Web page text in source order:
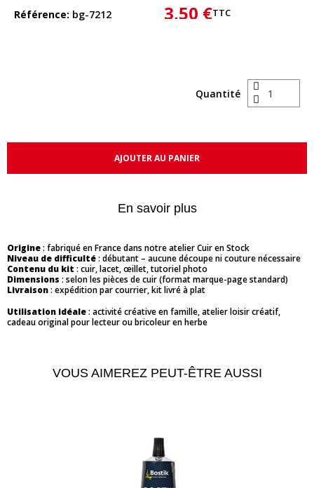
Référence bg-7212 3,50 €TTC
Quantité
AJOUTER AU PANIER
En savoir plus
Origine: fabriqué en France dans notre atelier Cuir en Stock
Niveau de difficulté: débutant – aucune découpe ni couture nécessaire
Contenu du kit : cuir, lacet, œillet, tutoriel photo
Dimensions : selon les pièces de cuir (format marque-page standard)
Livraison: expédition par courrier, kit livré à plat
Utilisation idéale: activité créative en famille, atelier loisir créatif,
cadeau original pour lecteur ou bricoleur en herbe
VOUS AIMEREZ PEUT-ÊTRE AUSSI